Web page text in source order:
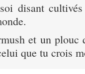
disant
et un plouc
que tu crois